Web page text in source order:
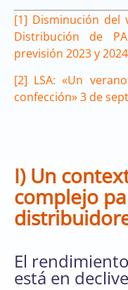
[1] Disminución del
Distribución de
previsión 2023 y
[2] LSA: «Un
confección» 3 de
I) Un
complejo
El
está en declive